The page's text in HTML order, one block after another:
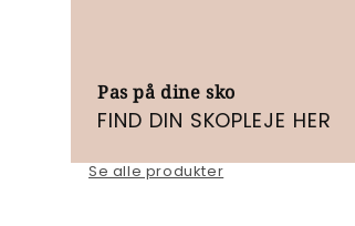
Pas på dine sko
FIND DIN SKOPLEJE HER
Se alle produkter